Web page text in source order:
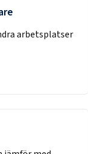
arbetsplatser